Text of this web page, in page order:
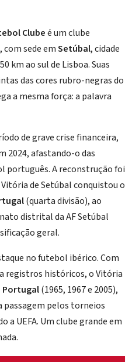
Clubeé um clube
sede emSetúbal, cidade
km ao sul de Lisboa. Suas
das cores rubro-negras do
a mesma força: a palavra
de grave crise financeira,
2024, afastando-o das
português. A reconstrução foi
de Setúbal conquistou o
(quarta divisão), ao
distrital da AF Setúbal
geral.
no futebol ibérico. Com
registros históricos, o Vitória
Portugal(1965, 1967 e 2005),
passagem pelos torneios
UEFA. Um clube grande em